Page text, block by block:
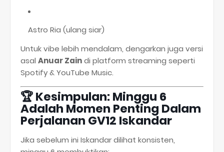
Astro Ria (ulang siar)
Untuk vibe lebih mendalam, dengarkan juga versi
asal Anuar Zaindi platform streaming seperti
Spotify & YouTube Music.
🏆Kesimpulan: Minggu 6
Adalah Momen Penting Dalam
Perjalanan GV12 Iskandar
Jika sebelum ini Iskandar dilihat konsisten,